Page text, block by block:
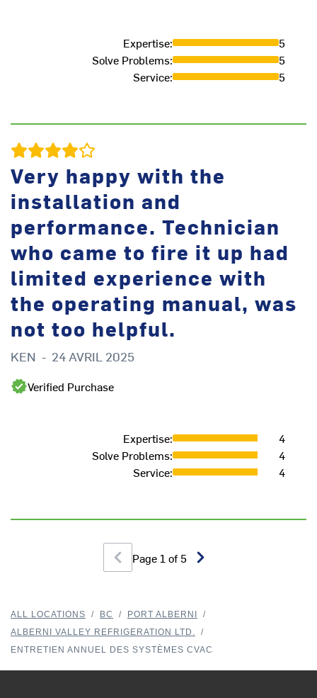
Expertise:
5
Solve Problems:
5
Service: 5
Very happy with the
installation and
performance. Technician
who came to fire it up had
limited experience with
the operating manual, was
not too helpful.
KEN - 24 AVRIL 2025
Verified Purchase
Expertise:
4
Solve Problems:
4
Service: 4
Page 1 of 5
ALL LOCATIONS / BC / PORT ALBERNI
/
ALBERNI VALLEY REFRIGERATION LTD.
/
ENTRETIEN ANNUEL DES SYSTÈMES CVAC